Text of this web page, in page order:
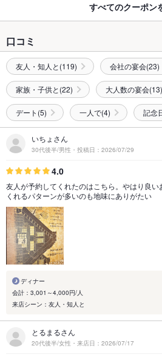
すべてのクーポン
口コミ
友人・知人と(119) 会社の宴会(23)
家族・子供と(22) 大人数の宴会(13)
デート(5) 一人で(4) 記念
いちょさん
30代後半/男性・投稿日：2026/07/29
4.0
友人が予約してくれたのはこちら。やはり良
くれるパターンが多いのも地味にありがたい
ディナー
会計：3,001～4,000円/人
来店シーン：友人・知人と
とるまるさん
20代後半/女性・来店日：2026/07/17